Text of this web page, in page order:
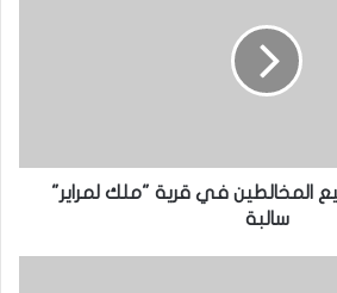
المخالطين في قرية "ملك لمراير"
سالبة